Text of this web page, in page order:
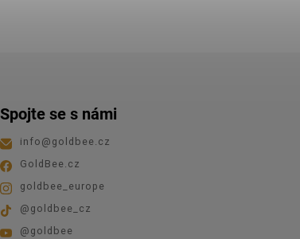
Spojte se s námi
info @ goldbee.cz
GoldBee.cz
goldbee_europe
@goldbee_cz
@goldbee